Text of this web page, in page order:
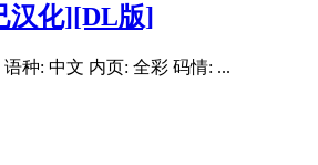
汉化][DL版]
种: 中文 内页: 全彩 码情: ...